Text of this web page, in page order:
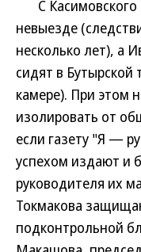
С Касимовского
невыезде
несколько лет), а
сидят в
камере). При этом
изолировать от
если газету "Я —
успехом издают и
руководителя их
Токмакова
подконтрольной